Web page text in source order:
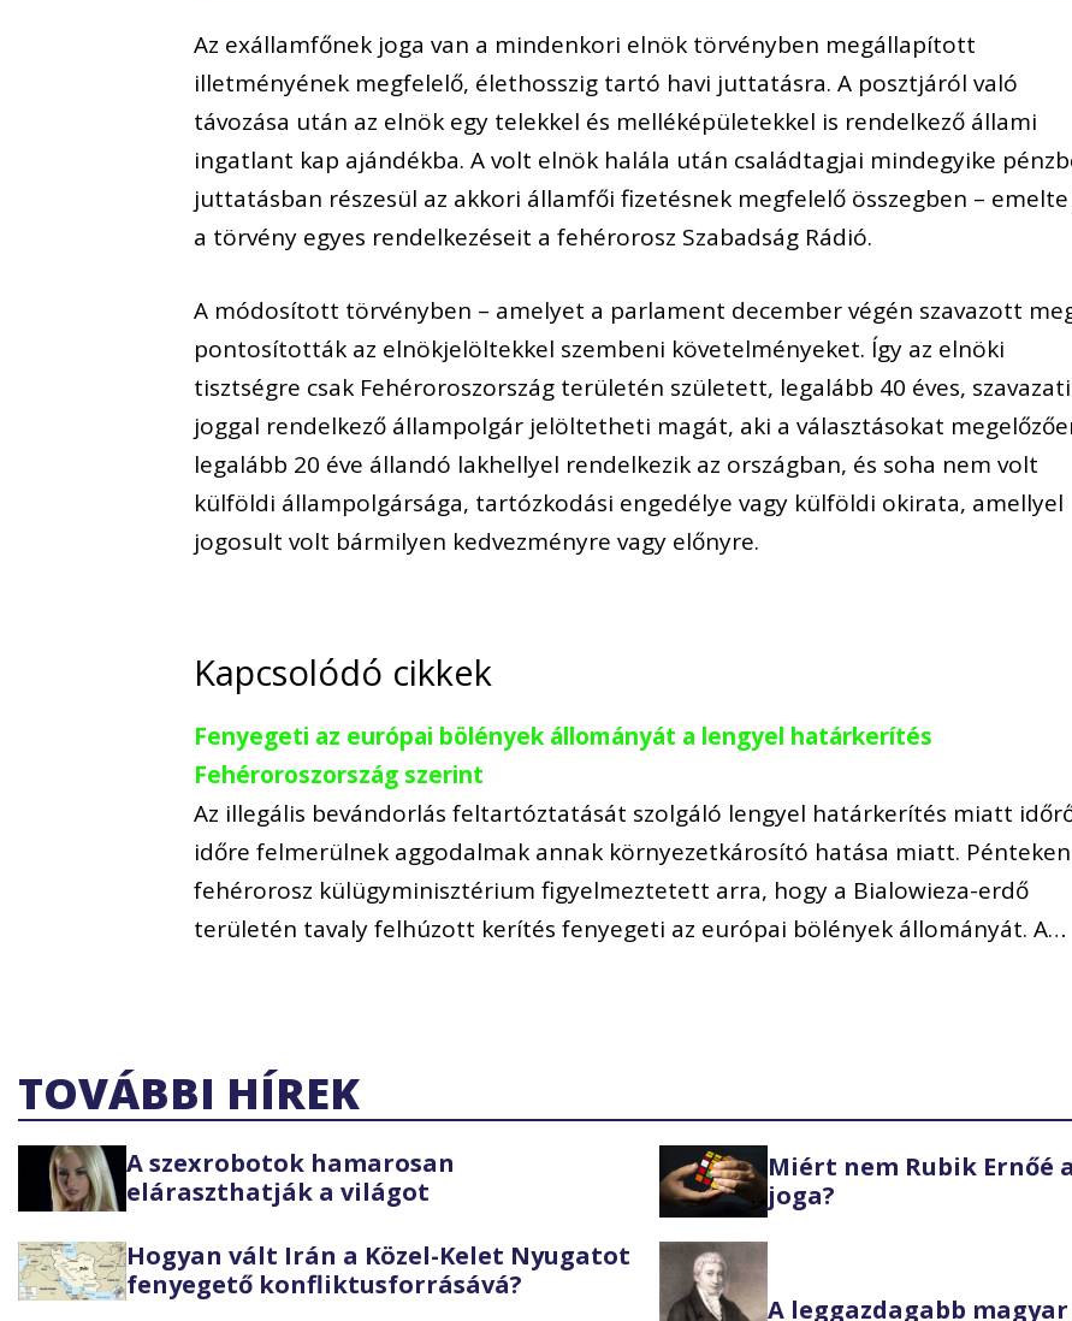
Az exállamfőnek joga van a mindenkori elnök törvényben megállapított
illetményének megfelelő, élethosszig tartó havi juttatásra. A posztjáról való
távozása után az elnök egy telekkel és melléképületekkel is rendelkező állami
ingatlant kap ajándékba. A volt elnök halála után családtagjai mindegyike
juttatásban részesül az akkori államfői fizetésnek megfelelő összegben –
a törvény egyes rendelkezéseit a fehérorosz Szabadság Rádió.
A módosított törvényben – amelyet a parlament december végén szavazott
pontosították az elnökjelöltekkel szembeni követelményeket. Így az elnöki
tisztségre csak Fehéroroszország területén született, legalább 40 éves, szavazati
joggal rendelkező állampolgár jelöltetheti magát, aki a választásokat
legalább 20 éve állandó lakhellyel rendelkezik az országban, és soha nem volt
külföldi állampolgársága, tartózkodási engedélye vagy külföldi okirata, amellyel
jogosult volt bármilyen kedvezményre vagy előnyre.
Kapcsolódó cikkek
Fenyegeti az európai bölények állományát a lengyel határkerítés
Fehéroroszország szerint
Az illegális bevándorlás feltartóztatását szolgáló lengyel határkerítés miatt
időre felmerülnek aggodalmak annak környezetkárosító hatása miatt.
fehérorosz külügyminisztérium figyelmeztetett arra, hogy a Bialowieza-erdő
területén tavaly felhúzott kerítés fenyegeti az európai bölények állományát. A…
TOVÁBBI HÍREK
A szexrobotok hamarosan
eláraszthatják a világot
Miért nem Rubik Ernőé
joga?
Hogyan vált Irán a Közel-Kelet Nyugatot
fenyegető konfliktusforrásává?
A leggazdagabb